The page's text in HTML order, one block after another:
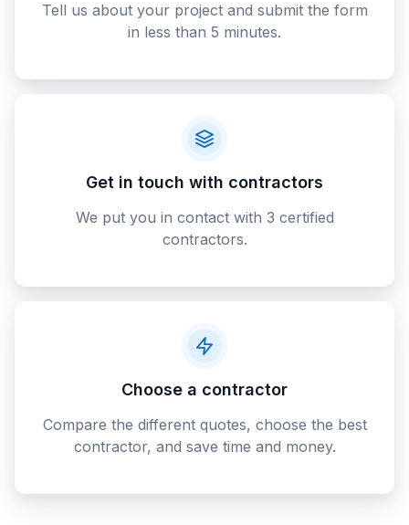
Tell us about your project and submit the form
in less than 5 minutes.
Get in touch with contractors
We put you in contact with 3 certified
contractors.
Choose a contractor
Compare the different quotes, choose the best
contractor, and save time and money.